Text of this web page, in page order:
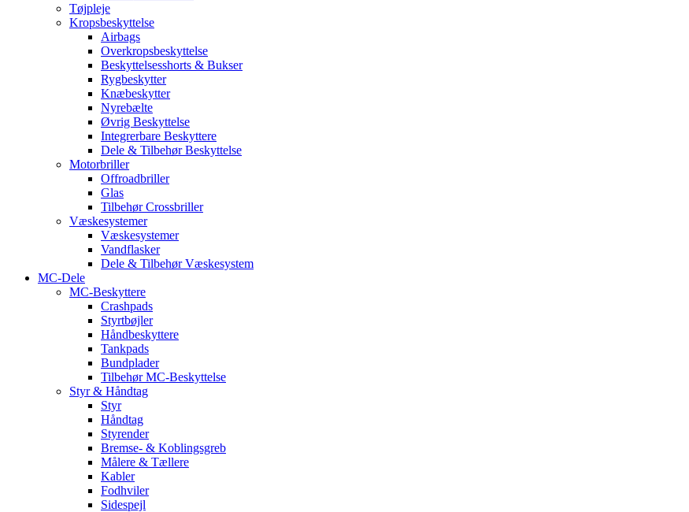
Tøjpleje
Kropsbeskyttelse
Airbags
Overkropsbeskyttelse
Beskyttelsesshorts & Bukser
Rygbeskytter
Knæbeskytter
Nyrebælte
Øvrig Beskyttelse
Integrerbare Beskyttere
Dele & Tilbehør Beskyttelse
Motorbriller
Offroadbriller
Glas
Tilbehør Crossbriller
Væskesystemer
Væskesystemer
Vandflasker
Dele & Tilbehør Væskesystem
MC-Dele
MC-Beskyttere
Crashpads
Styrtbøjler
Håndbeskyttere
Tankpads
Bundplader
Tilbehør MC-Beskyttelse
Styr & Håndtag
Styr
Håndtag
Styrender
Bremse- & Koblingsgreb
Målere & Tællere
Kabler
Fodhviler
Sidespejl